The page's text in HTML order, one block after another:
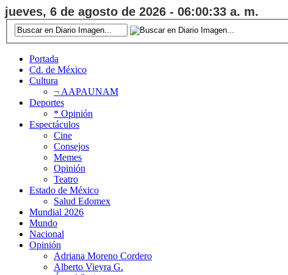
jueves, 6 de agosto de 2026 - 06:00:34 a. m.
Portada
Cd. de México
Cultura
¬ AAPAUNAM
Deportes
* Opinión
Espectáculos
Cine
Consejos
Memes
Opinión
Teatro
Estado de México
Salud Edomex
Mundial 2026
Mundo
Nacional
Opinión
Adriana Moreno Cordero
Alberto Vieyra G.